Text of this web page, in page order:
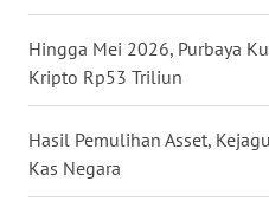
Hingga Mei 2026, Purbaya
Kripto Rp53 Triliun
Hasil Pemulihan Asset,
Kas Negara
WN